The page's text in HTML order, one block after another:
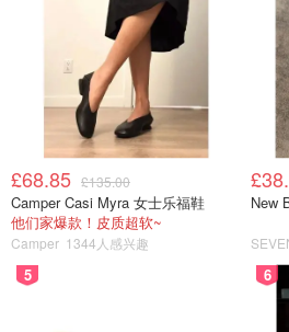
£68.85 £135.00
Camper Casi Myra 女士乐福鞋
他们家爆款！皮质超软~
Camper 1344人感兴趣
New
5 6